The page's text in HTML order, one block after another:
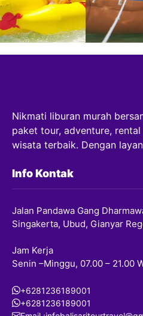
Nikmati liburan murah
paket tour, adventure,
wisata terbaik. Dengan
Info Kontak
Jalan Pandawa Gang
Singakerta, Ubud, Gianyar
Jam Kerja
Senin –Minggu, 07.00 – 21.00
+6281236189001
+6281236189001